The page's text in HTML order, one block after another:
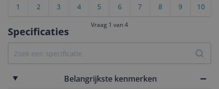
Specificaties
Belangrijkste kenmerken
10
9
8
7
6
5
4
3
2
1
Vraag 1 van 4